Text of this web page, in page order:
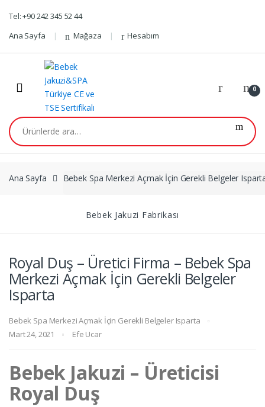
navigation
content
Tel: +90 242 345 52 44
Ana Sayfa
Mağaza Hesabım
0
Ara:
Ana Sayfa Bebek Spa Merkezi Açmak İçin Gerekli Belgeler
Bebek Jakuzi Fabrikası
Royal Duş – Üretici Firma – Bebek Spa
Merkezi Açmak İçin Gerekli Belgeler
Isparta
Bebek Spa Merkezi Açmak İçin Gerekli Belgeler Isparta
Mart 24, 2021
Efe Ucar
Bebek Jakuzi – Üreticisi
Royal Duş